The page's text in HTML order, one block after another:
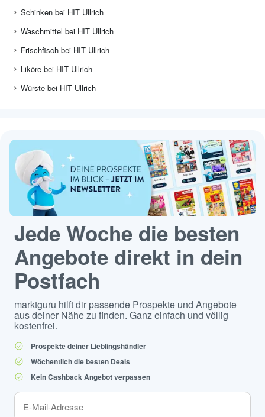
Schinken bei HIT Ullrich
Waschmittel bei HIT Ullrich
Frischfisch bei HIT Ullrich
Liköre bei HIT Ullrich
Würste bei HIT Ullrich
Jede Woche die besten
Angebote direkt in dein
Postfach
marktguru hilft dir passende Prospekte und Angebote
aus deiner Nähe zu finden. Ganz einfach und völlig
kostenfrei.
Prospekte deiner Lieblingshändler
Wöchentlich die besten Deals
Kein Cashback Angebot verpassen